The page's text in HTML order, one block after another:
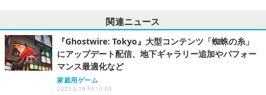
関連ニュース
『Ghostwire: Tokyo』大型コンテンツ「蜘蛛の糸」
にアップデート配信、地下ギャラリー追加やパフォー
マンス最適化など
家庭用ゲーム
2023.5.19 Fri 10:05